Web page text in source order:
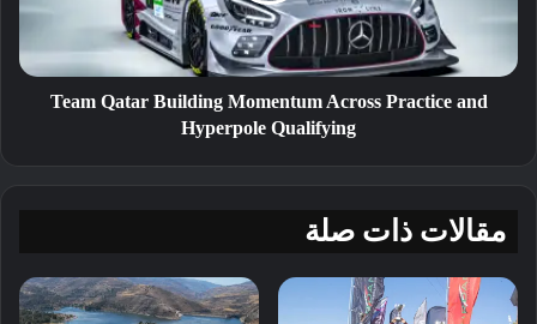
Team Qatar Building Momentum Across Practice and
Hyperpole Qualifying
مقالات ذات صلة